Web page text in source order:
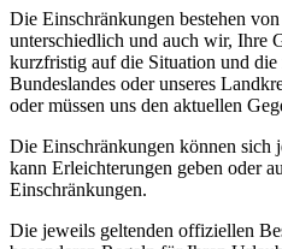
Die Einschränkungen bestehen
unterschiedlich und auch wir, Ihre
kurzfristig auf die Situation und die
Bundeslandes oder unseres
oder müssen uns den aktuellen
Die Einschränkungen können sich
kann Erleichterungen geben oder
Einschränkungen.
Die jeweils geltenden offiziellen